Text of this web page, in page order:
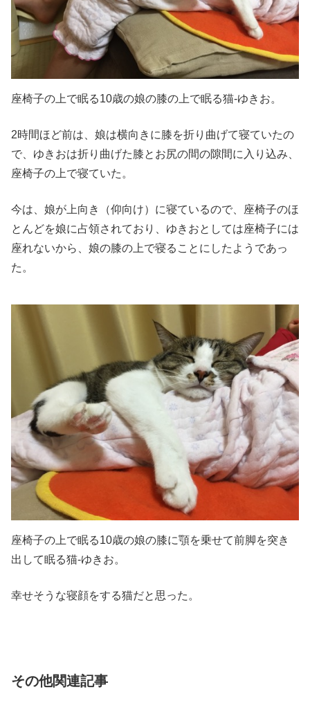
座椅子の上で眠る10歳の娘の膝の上で眠る猫-ゆきお。
2時間ほど前は、娘は横向きに膝を折り曲げて寝ていたの
で、ゆきおは折り曲げた膝とお尻の間の隙間に入り込み、
座椅子の上で寝ていた。
今は、娘が上向き（仰向け）に寝ているので、座椅子のほ
とんどを娘に占領されており、ゆきおとしては座椅子には
座れないから、娘の膝の上で寝ることにしたようであっ
た。
座椅子の上で眠る10歳の娘の膝に顎を乗せて前脚を突き
出して眠る猫-ゆきお。
幸せそうな寝顔をする猫だと思った。
その他関連記事